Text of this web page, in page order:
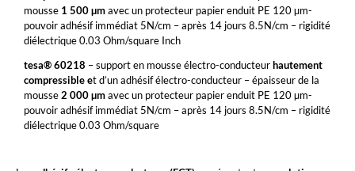
mousse 1 500 µmavec un protecteur papier enduit PE 120 µm-
pouvoir adhésif immédiat 5N/cm – après 14 jours 8.5N/cm – rigidité
diélectrique 0.03 Ohm/square Inch
tesa® 60218 – support en mousse électro-conducteurhautement
compressible et d’un adhésif électro-conducteur – épaisseur de la
mousse2 000 µmavec un protecteur papier enduit PE 120 µm-
pouvoir adhésif immédiat 5N/cm – après 14 jours 8.5N/cm – rigidité
diélectrique 0.03 Ohm/square